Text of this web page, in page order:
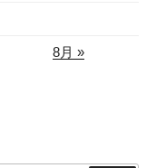
8月 »